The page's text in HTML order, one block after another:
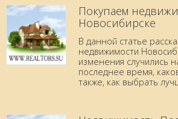
Покупаем
Новосибирске
В данной статье
недвижимости
изменения случились
последнее время,
также, как выбрать